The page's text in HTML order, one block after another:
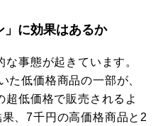
」に効果はあるか
事態が起きています。
た低価格商品の一部が、
低価格で販売されるよ
、7千円の高価格商品と2